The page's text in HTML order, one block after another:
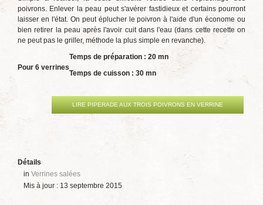
poivrons. Enlever la peau peut s'avérer fastidieux et certains pourront
laisser en l'état. On peut éplucher le poivron à l'aide d'un économe ou
bien retirer la peau après l'avoir cuit dans l'eau (dans cette recette on
ne peut pas le griller, méthode la plus simple en revanche).
Pour 6 verrines
Temps de préparation : 20 mn
Temps de cuisson : 30 mn
LIRE PIPERADE AUX TROIS POIVRONS EN VERRINE
Détails
in Verrines salées
Mis à jour : 13 septembre 2015